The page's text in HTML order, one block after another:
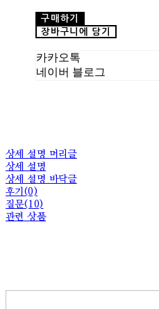
구매하기
장바구니에 담기
카카오톡
네이버 블로그
상세 설명 머리글
상세 설명
상세 설명 바닥글
후기(0)
질문(10)
관련 상품